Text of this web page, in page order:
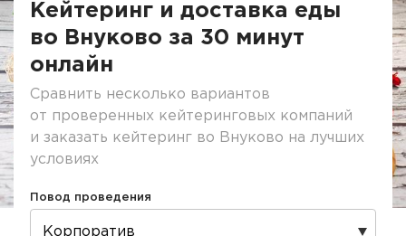
Кейтеринг и доставка еды
во Внуково за 30 минут
онлайн
Сравнить несколько вариантов
от проверенных кейтеринговых компаний
и заказать кейтеринг во Внуково на лучших
условиях
Повод проведения